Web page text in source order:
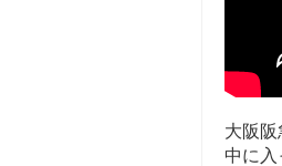
大阪阪
中に入